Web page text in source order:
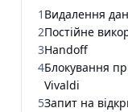
1 Видалення
2Постійне
3Handoff
4Блокування
Vivaldi
5Запит на